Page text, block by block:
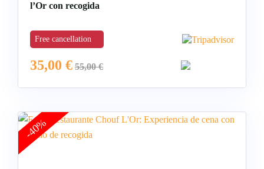
l’Or con recogida
Free cancellation
35,00 € 55,00€
-40%